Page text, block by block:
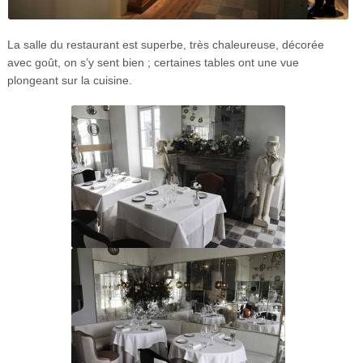
La salle du restaurant est superbe, très chaleureuse, décorée
avec goût, on s’y sent bien ; certaines tables ont une vue
plongeant sur la cuisine.